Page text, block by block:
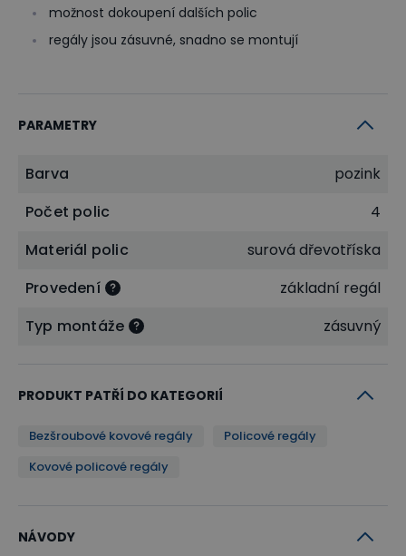
možnost dokoupení dalších polic
regály jsou zásuvné, snadno se montují
PARAMETRY
Barva
pozink
Počet polic
4
Materiál polic
surová dřevotříska
Provedení
základní regál
Typ montáže
zásuvný
PRODUKT PATŘÍ DO KATEGORIÍ
Bezšroubové kovové regály
Policové regály
Kovové policové regály
NÁVODY